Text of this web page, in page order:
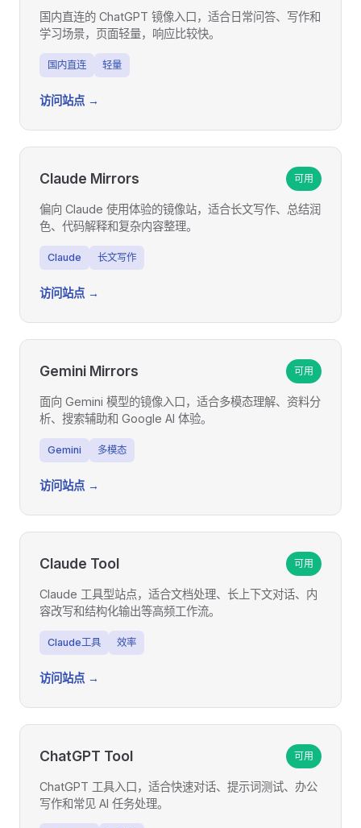
国内直连的 ChatGPT 镜像入口，适合日常问答、写作和
学习场景，页面轻量，响应比较快。
国内直连 轻量
访问站点 →
Claude Mirrors 可用
偏向 Claude 使用体验的镜像站，适合长文写作、总结润
色、代码解释和复杂内容整理。
Claude 长文写作
访问站点 →
Gemini Mirrors 可用
面向 Gemini 模型的镜像入口，适合多模态理解、资料分
析、搜索辅助和 Google AI 体验。
Gemini 多模态
访问站点 →
Claude Tool 可用
Claude 工具型站点，适合文档处理、长上下文对话、内
容改写和结构化输出等高频工作流。
Claude工具 效率
访问站点 →
ChatGPT Tool 可用
ChatGPT 工具入口，适合快速对话、提示词测试、办公
写作和常见 AI 任务处理。